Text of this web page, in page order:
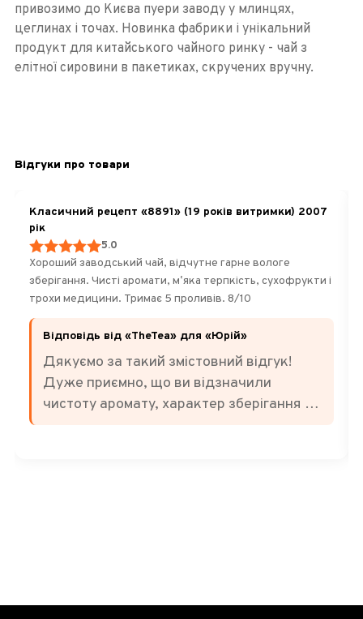
привозимо до Києва пуери заводу у млинцях,
цеглинах і точах. Новинка фабрики і унікальний
продукт для китайського чайного ринку - чай ​​з
елітної сировини в пакетиках, скручених вручну.
Відгуки про товари
Класичний рецепт «8891» (19 років витримки) 2007
рік
5.0
Хороший заводський чай, відчутне гарне вологе
зберігання. Чисті аромати, мʼяка терпкість, сухофрукти і
трохи медицини. Тримає 5 проливів. 8/10
Відповідь від «TheTea» для «Юрій»
Дякуємо за такий змістовний відгук!
Дуже приємно, що ви відзначили
чистоту аромату, характер зберігання та